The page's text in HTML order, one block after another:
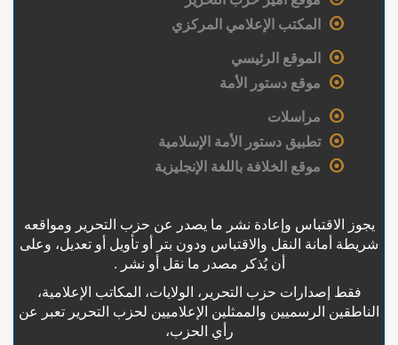
المكتب الإعلامي المركزي
الموقع الرئيسي
موقع دستور الأمة
مراسلات
تطبيق دستور الأمة الإسلامية
موقع الخلافة باللغة الإنجليزية
يجوز الاقتباس وإعادة نشر ما يصدر عن حزب التحرير ومواقعه
شريطة أمانة النقل والاقتباس ودون بتر أو تأويل أو تعديل، وعلى
أن يُذكر مصدر ما نقل أو نشر .
فقط إصدارات حزب التحرير، الولايات، المكاتب الإعلامية،
الناطقين الرسميين والممثلين الإعلاميين لحزب التحرير تعبر عن
رأي الحزب،